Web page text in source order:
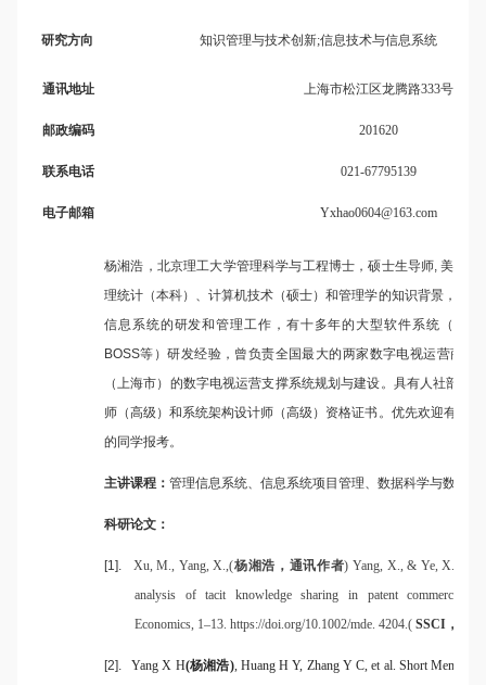
研究方向 知识管理与技术创新;信息技术与信息系统
通讯地址 上海市松江区龙腾路333号
邮政编码 201620
联系电话 021-67795139
电子邮箱 Yxhao0604@163.com
杨湘浩，北京理工大学管理科学与工程博士，硕士生导师 ,美国纽
理统计（本科）、计算机技术（硕士）和管理学的知识背景，曾
信息系统的研发和管理工作，有十多年的大型软件系统（例如
BOSS等）研发经验，曾负责全国最大的两家数字电视运营商歌
（上海市）的数字电视运营支撑系统规划与建设。具有人社部
师（高级）和系统架构设计师（高级）资格证书。优先欢迎有一
的同学报考。
主讲课程： 管理信息系统、信息系统项目管理、数据科学与数据
科研论文：
[1]. Xu, M., Yang, X.,(杨湘浩，通讯作者) Yang, X., & Ye, X.
analysis of tacit knowledge sharing in patent
Economics, 1–13. https://doi.org/10.1002/mde. 4204.( SSCI ，
[2]. Yang X H(杨湘浩), Huang H Y, Zhang Y C, et al. Short Memory-